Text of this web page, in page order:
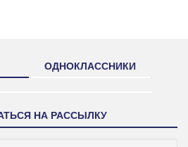
ОДНОКЛАССНИКИ
НА РАССЫЛКУ